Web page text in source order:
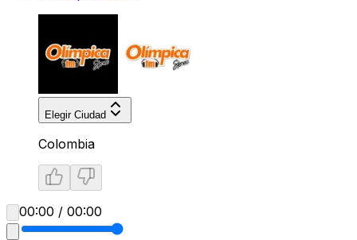
Elegir Ciudad
Colombia
00:00 / 00:00